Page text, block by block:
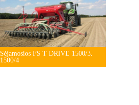
Sėjamosios FS T DRIVE 1500/3.
1500/4